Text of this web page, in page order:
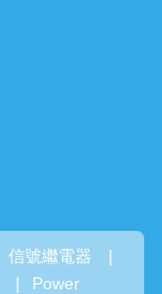
信號繼電器
|
| Power